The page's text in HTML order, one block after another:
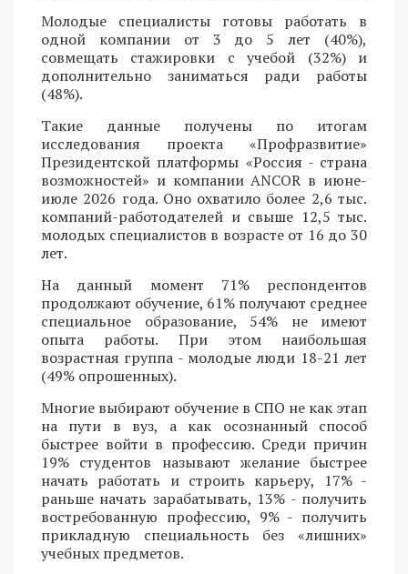
Молодые специалисты готовы работать в
одной компании от 3 до 5 лет (40%),
совмещать стажировки с учебой (32%) и
дополнительно заниматься ради работы
(48%).
Такие данные получены по итогам
исследования проекта «Профразвитие»
Президентской платформы «Россия - страна
возможностей» и компании ANCOR в июне-
июле 2026 года. Оно охватило более 2,6 тыс.
компаний-работодателей и свыше 12,5 тыс.
молодых специалистов в возрасте от 16 до 30
лет.
На данный момент 71% респондентов
продолжают обучение, 61% получают среднее
специальное образование, 54% не имеют
опыта работы. При этом наибольшая
возрастная группа - молодые люди 18-21 лет
(49% опрошенных).
Многие выбирают обучение в СПО не как этап
на пути в вуз, а как осознанный способ
быстрее войти в профессию. Среди причин
19% студентов называют желание быстрее
начать работать и строить карьеру, 17% -
раньше начать зарабатывать, 13% - получить
востребованную профессию, 9% - получить
прикладную специальность без «лишних»
учебных предметов.